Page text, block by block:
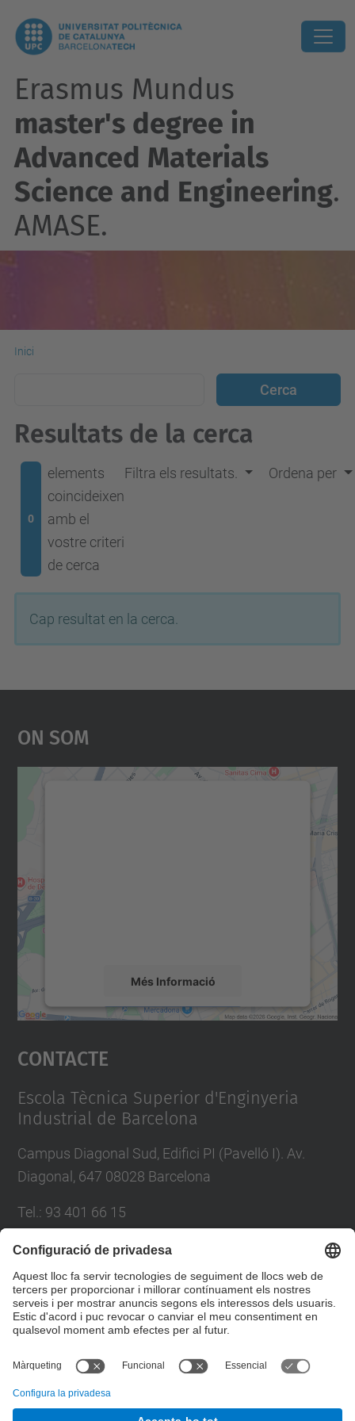
Erasmus Mundus
master's degree in
Advanced Materials
Science and Engineering.
AMASE.
Inici
Resultats de la cerca
0
elements
coincideixen
amb el
vostre criteri
de cerca
Filtra els resultats. Ordena per
Cap resultat en la cerca.
On Som
Més Informació
Accepta
powered by
Contacte
Escola Tècnica Superior d'Enginyeria
Industrial de Barcelona
Campus Diagonal Sud, Edifici PI (Pavelló I). Av.
Diagonal, 647 08028 Barcelona
Tel. : 93 401 66 15
E-mail:escola.etseib@upc.edu
Directori UPC
Formulari de contacte
© UPCEscola Tècnica Superior d'Enginyeria Industrial de